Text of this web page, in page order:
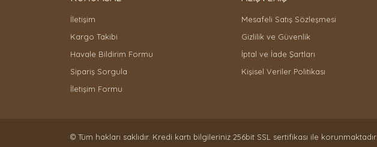
İletişim
Kargo Takibi
Havale Bildirim Formu
Sipariş Sorgula
İletişim Formu
Mesafeli Satış Sözleşmesi
Gizlilik ve Güvenlik
İptal ve İade Şartları
Kişisel Veriler Politikası
© Tüm hakları saklıdır. Kredi kartı bilgileriniz 256bit SSL sertifikası ile korunmaktadır.